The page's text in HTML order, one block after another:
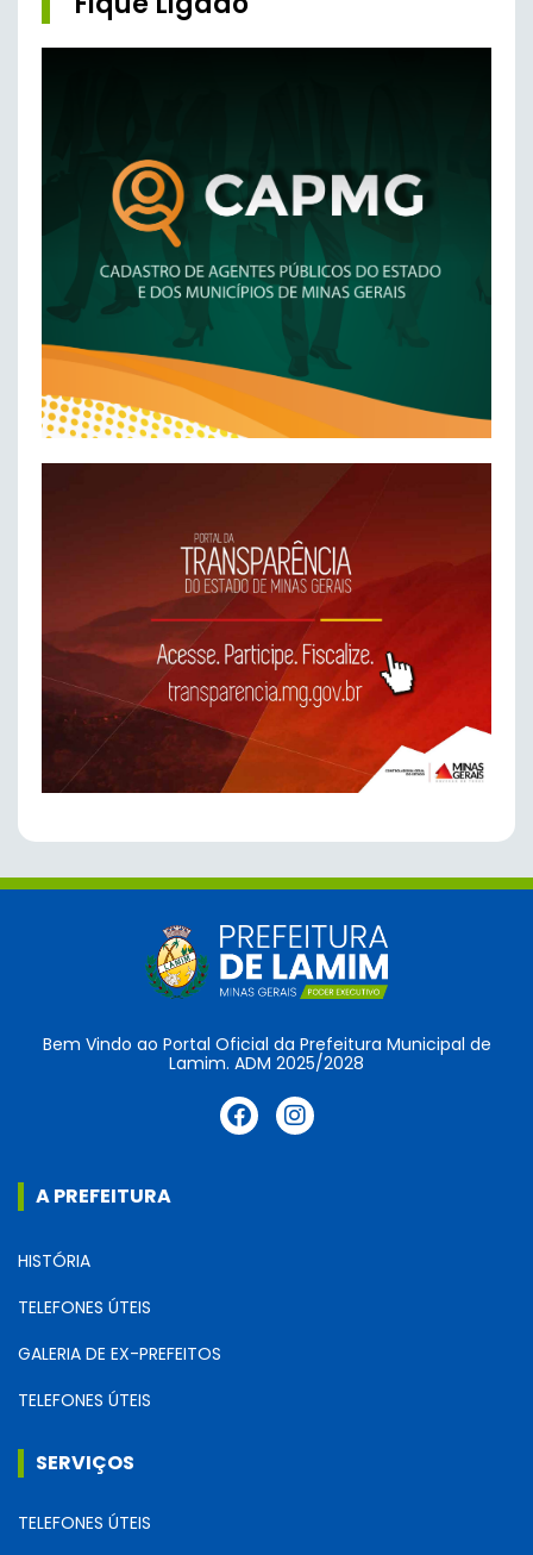
Bem Vindo ao Portal Oficial da Prefeitura Municipal de
Lamim. ADM 2025/2028
A PREFEITURA
HISTÓRIA
TELEFONES ÚTEIS
GALERIA DE EX-PREFEITOS
TELEFONES ÚTEIS
SERVIÇOS
TELEFONES ÚTEIS